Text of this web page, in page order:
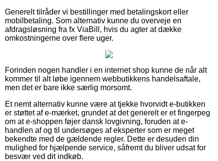
Generelt tilråder vi bestillinger med betalingskort eller
mobilbetaling. Som alternativ kunne du overveje en
afdragsløsning fra fx ViaBill, hvis du agter at dække
omkostningerne over flere uger.
Forinden nogen handler i en internet shop kunne de når alt
kommer til alt løbe igennem webbutikkens handelsaftale,
men det er bare ikke særlig morsomt.
Et nemt alternativ kunne være at tjekke hvorvidt e-butikken
er støttet af e-mærket, grundet at det generelt er et fingerpeg
om at e-shoppen føjer dansk lovgivning, foruden at e-
handlen af og til undersøges af eksperter som er meget
bekendte med de gældende regler. Dette er desuden din
mulighed for hjælpende service, såfremt du bliver udsat for
besvær ved dit indkøb.